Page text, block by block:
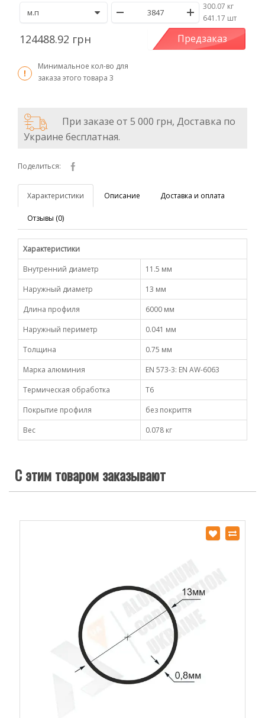
300.07 кг
/641.17 шт
124488.92 грн Предзаказ
Минимальное кол-во для
заказа этого товара 3
При заказе от 5 000 грн, Доставка по
Украине бесплатная.
Поделиться:
Характеристики Описание Доставка и оплата
Отзывы (0)
Характеристики
Внутренний диаметр
11.5 мм
Наружный диаметр
13 мм
Длина профиля
6000 мм
Наружный периметр
0.041 мм
Толщина
0.75 мм
Марка алюминия
EN 573-3: EN AW-6063
Термическая обработка
Т6
Покрытие профиля
без покриття
Вес
0.078 кг
С этим товаром заказывают